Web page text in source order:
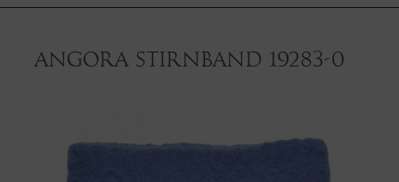
Angora Stirnband 19283-0